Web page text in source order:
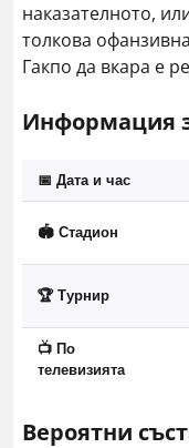
наказателното,
толкова
Гакпо да вкара е
Информация
📅 Дата и час
🏟️ Стадион
🏆 Турнир
📺 По
телевизията
Вероятни